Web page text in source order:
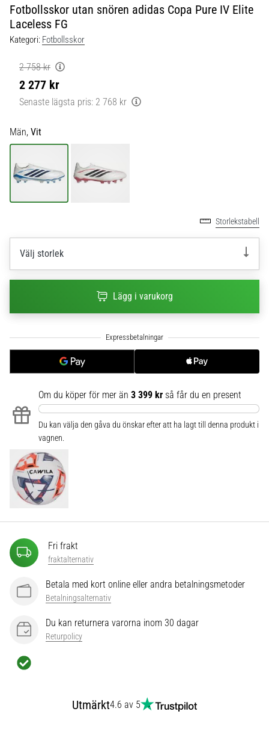
Var
en
del
match,
mål
och…
9. 6. 2025
•
3 min. läsning
Nike
de
nya
Nike
Phantom
kontroll
kraft
beröring.
Perfekta
spelare
som…
Visa
alla
artiklar
Fotbollsskor utan snören adidas Copa Pure IV Elite
Laceless FG
Kategori: Fotbollsskor
2 758 kr
2 277 kr
Senaste lägsta pris: 2 768 kr
Män, Vit
Storlekstabell
Välj storlek
Lägg i varukorg
Om du köper för mer än 3 399 kr så får du en present
Du kan välja den gåva du önskar efter att ha lagt till denna produkt i
vagnen.
Fri frakt
fraktalternativ
Betala med kort online eller andra betalningsmetoder
Betalningsalternativ
Du kan returnera varorna inom 30 dagar
Returpolicy
Utmärkt4.6 av 5